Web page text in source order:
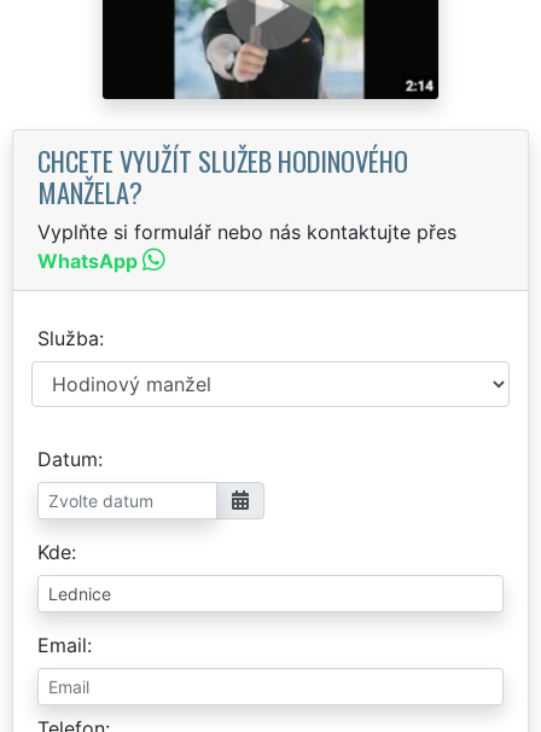
CHCETE VYUŽÍT SLUŽEB HODINOVÉHO
MANŽELA?
Vyplňte si formulář nebo nás kontaktujte přes
WhatsApp
Služba
Datum
Kde
Email